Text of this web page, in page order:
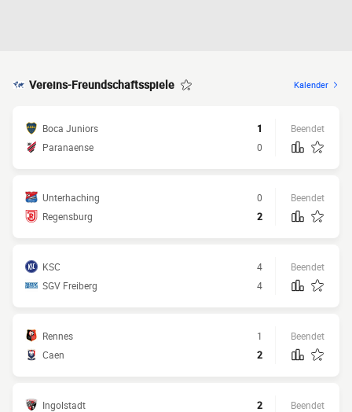
Vereins-Freundschaftsspiele Kalender
Boca Juniors
1
Paranaense
0
Beendet
Unterhaching
0
Regensburg
2
Beendet
KSC
4
SGV Freiberg
4
Beendet
Rennes
1
Caen
2
Beendet
Ingolstadt
2
Beendet